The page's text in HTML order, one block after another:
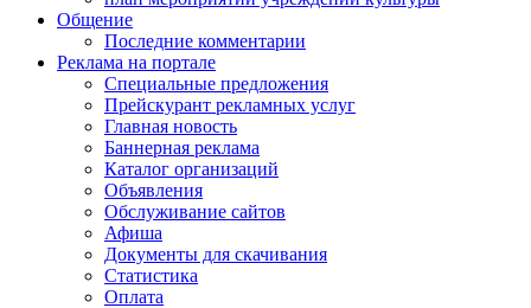
Общение
Последние комментарии
Реклама на портале
Специальные предложения
Прейскурант рекламных услуг
Главная новость
Баннерная реклама
Каталог организаций
Объявления
Обслуживание сайтов
Афиша
Документы для скачивания
Статистика
Оплата